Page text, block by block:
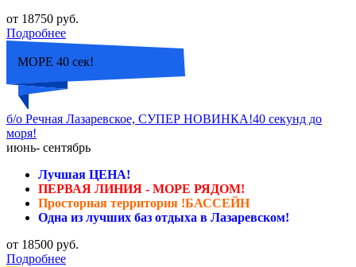
от 18750 руб.
Подробнее
МОРЕ 40 сек!
б/о Речная Лазаревское, СУПЕР НОВИНКА!40 секунд до
моря!
июнь- сентябрь
Лучшая ЦЕНА!
ПЕРВАЯ ЛИНИЯ - МОРЕ РЯДОМ!
Просторная территория !БАССЕЙН
Одна из лучших баз отдыха в Лазаревском!
от 18500 руб.
Подробнее